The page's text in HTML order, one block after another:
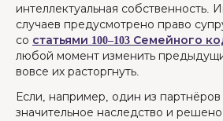
интеллектуальная собственность.
случаев предусмотрено право
со статьями 100–103 Семейного
любой момент изменить
вовсе их расторгнуть.
Если, например, один из партнёров
значительное наследство и решено